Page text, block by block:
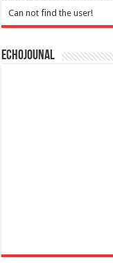
Can not find the user!
Echojounal